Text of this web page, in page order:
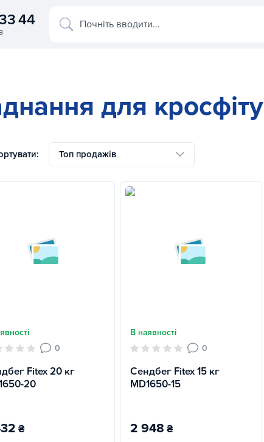
44 Почніть вводити...
для кросфіту
Топ продажів
0
Fitex 20 кг
20
₴
В наявності
0
Сендбег Fitex 15 кг
MD1650-15
2 948 ₴